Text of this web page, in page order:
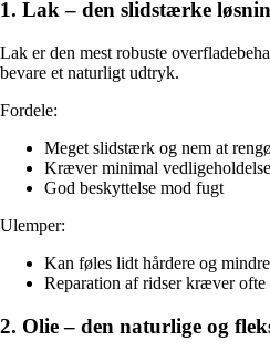
1. Lak – den slidstærke
Lak er den mest robuste
bevare et naturligt udtryk.
Fordele:
Meget slidstærk og nem at
Kræver minimal vedligeholdelse
God beskyttelse mod fugt
Ulemper:
Kan føles lidt hårdere og
Reparation af ridser kræver
2. Olie – den naturlige og